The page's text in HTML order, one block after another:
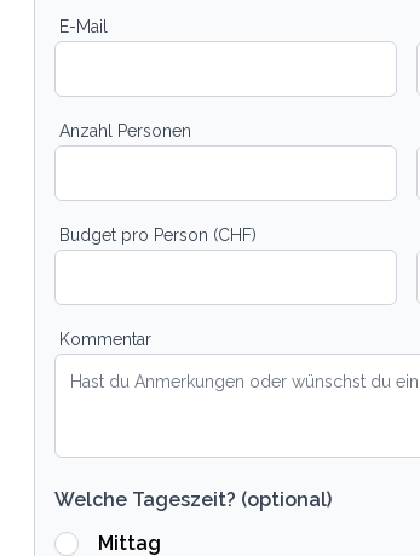
E-Mail
Anzahl Personen
Budget pro Person (CHF)
Kommentar
Welche Tageszeit? (optional)
Mittag